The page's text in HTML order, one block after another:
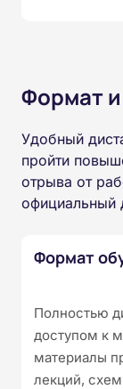
Формат
Удобный
пройти
отрыва от
официальный
Формат
Полностью
доступом к
материалы
лекций,